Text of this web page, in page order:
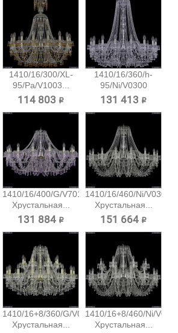
1410/16/300/XL-
95/Pa/V1003...
114 803 ₽
1410/16/360/h-
95/Ni/V0300
Хрустальная...
131 413 ₽
1410/16/400/G/V7010
Хрустальная...
131 884 ₽
1410/16/460/Ni/V0300
Хрустальная...
151 664 ₽
1410/16+8/360/G/V0300
Хрустальная...
1410/16+8/460/Ni/
Хрустальная...